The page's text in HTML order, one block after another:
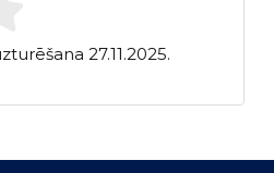
27.11.2025.